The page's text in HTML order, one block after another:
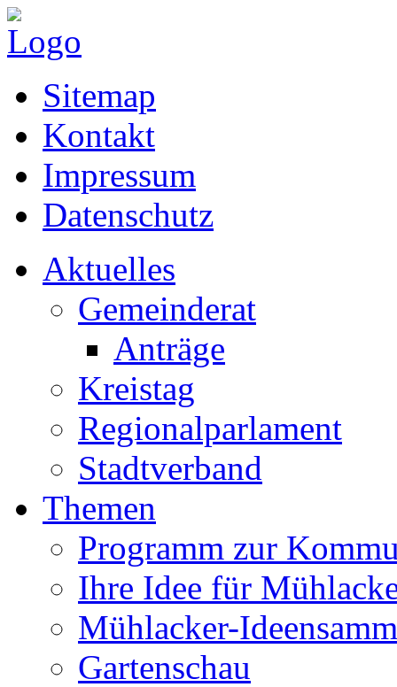
Sitemap
Kontakt
Impressum
Datenschutz
Aktuelles
Gemeinderat
Anträge
Kreistag
Regionalparlament
Stadtverband
Themen
Programm zur
Ihre Idee für
Mühlacker-
Gartenschau